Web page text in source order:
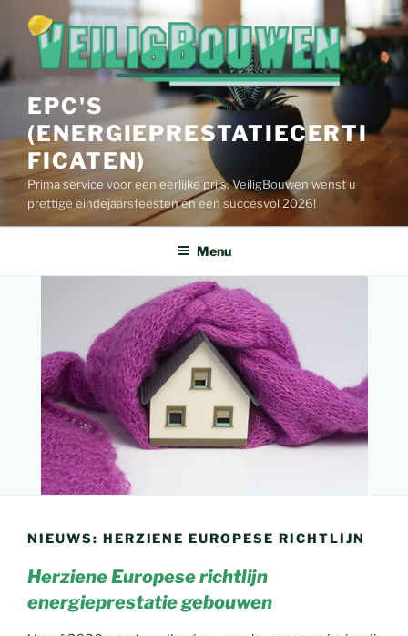
de
inhoud
EPC'S
(ENERGIEPRESTATIECERTI
FICATEN)
Prima service voor een eerlijke prijs. VeiligBouwen wenst u
prettige eindejaarsfeesten en een succesvol 2026!
Menu
NIEUWS: HERZIENE EUROPESE RICHTLIJN
Herziene Europese richtlijn
energieprestatie gebouwen